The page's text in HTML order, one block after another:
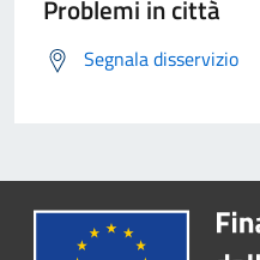
Problemi in città
Segnala disservizio